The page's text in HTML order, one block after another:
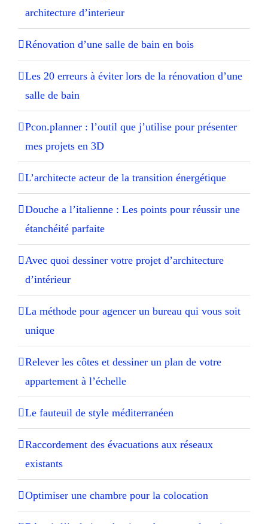
architecture d’interieur
Rénovation d’une salle de bain en bois
Les 20 erreurs à éviter lors de la rénovation d’une
salle de bain
Pcon.planner : l’outil que j’utilise pour présenter
mes projets en 3D
L’architecte acteur de la transition énergétique
Douche a l’italienne : Les points pour réussir une
étanchéité parfaite
Avec quoi dessiner votre projet d’architecture
d’intérieur
La méthode pour agencer un bureau qui vous soit
unique
Relever les côtes et dessiner un plan de votre
appartement à l’échelle
Le fauteuil de style méditerranéen
Raccordement des évacuations aux réseaux
existants
Optimiser une chambre pour la colocation